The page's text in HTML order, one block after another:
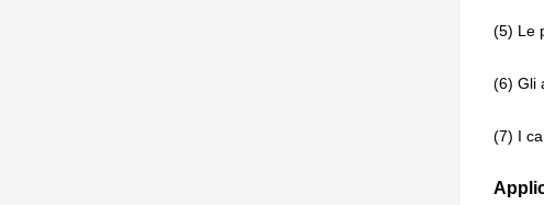
(5) Le
(6) Gli
(7) I